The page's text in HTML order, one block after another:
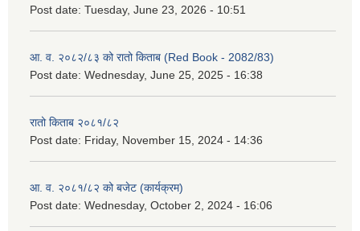
Post date: Tuesday, June 23, 2026 - 10:51
आ. व. २०८२/८३ को रातो किताब (Red Book - 2082/83)
Post date: Wednesday, June 25, 2025 - 16:38
रातो किताब २०८१/८२
Post date: Friday, November 15, 2024 - 14:36
आ. व. २०८१/८२ को बजेट (कार्यक्रम)
Post date: Wednesday, October 2, 2024 - 16:06